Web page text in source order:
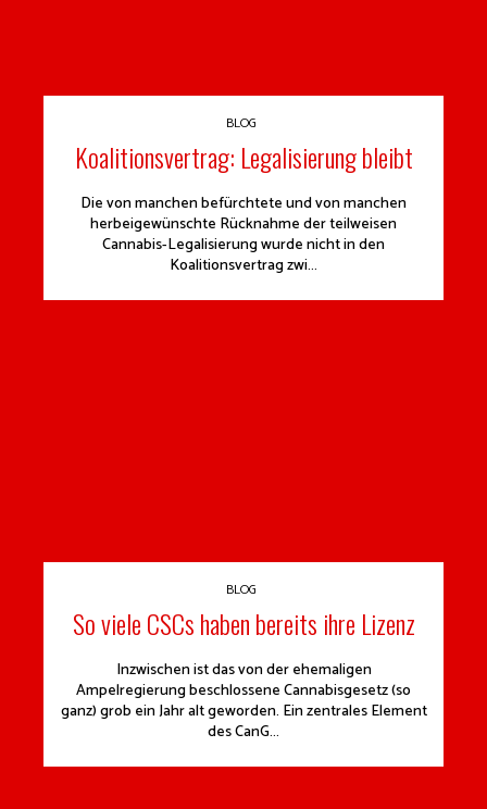
BLOG
Koalitionsvertrag: Legalisierung bleibt
Die von manchen befürchtete und von manchen
herbeigewünschte Rücknahme der teilweisen
Cannabis-Legalisierung wurde nicht in den
Koalitionsvertrag zwi...
BLOG
So viele CSCs haben bereits ihre Lizenz
Inzwischen ist das von der ehemaligen
Ampelregierung beschlossene Cannabisgesetz (so
ganz) grob ein Jahr alt geworden. Ein zentrales Element
des CanG...